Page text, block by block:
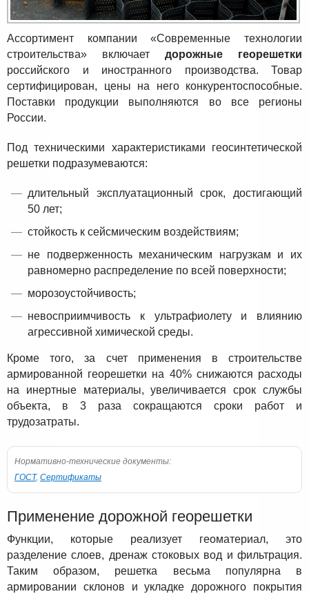
Ассортимент компании «Современные технологии
строительства» включает дорожные георешетки
российского и иностранного производства. Товар
сертифицирован, цены на него конкурентоспособные.
Поставки продукции выполняются во все регионы
России.
Под техническими характеристиками геосинтетической
решетки подразумеваются:
длительный эксплуатационный срок, достигающий
50 лет;
стойкость к сейсмическим воздействиям;
не подверженность механическим нагрузкам и их
равномерно распределение по всей поверхности;
морозоустойчивость;
невосприимчивость к ультрафиолету и влиянию
агрессивной химической среды.
Кроме того, за счет применения в строительстве
армированной георешетки на 40% снижаются расходы
на инертные материалы, увеличивается срок службы
объекта, в 3 раза сокращаются сроки работ и
трудозатраты.
Нормативно-технические документы:
ГОСТ, Сертификаты
Применение дорожной георешетки
Функции, которые реализует геоматериал, это
разделение слоев, дренаж стоковых вод и фильтрация.
Таким образом, решетка весьма популярна в
армировании склонов и укладке дорожного покрытия